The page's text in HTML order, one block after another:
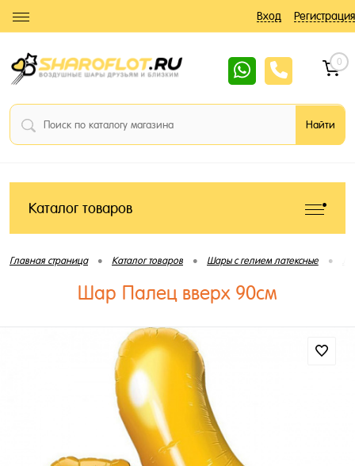
Вход Регистрация
0
Каталог товаров
Главная страница • Каталог товаров • Шары с гелием латексные •
Шар Палец вверх 90см